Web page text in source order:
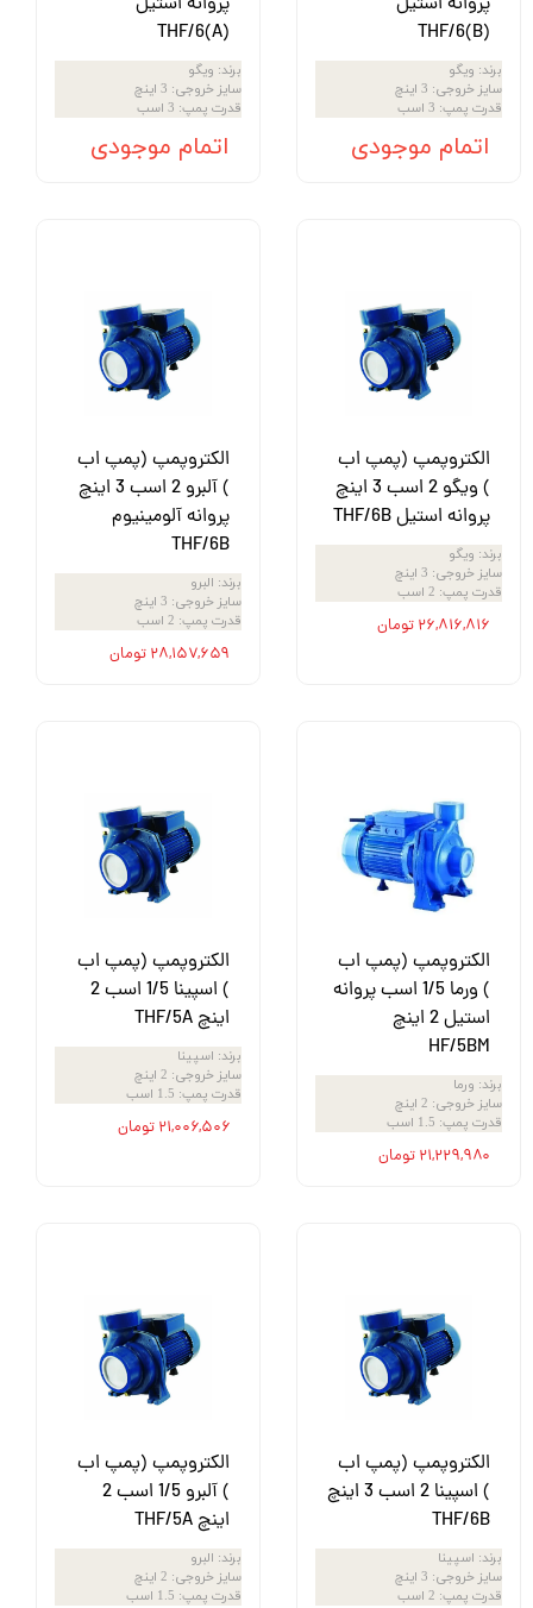
THF/6(B)
برند: ویگو
سایز خروجی: 3 اینچ
قدرت پمپ: 3 اسب
اتمام موجودی
THF/6(A)
برند: ویگو
سایز خروجی: 3 اینچ
قدرت پمپ: 3 اسب
اتمام موجودی
الکتروپمپ (پمپ اب
) ویگو 2 اسب 3 اینچ
پروانه استیل THF/6B
برند: ویگو
سایز خروجی: 3 اینچ
قدرت پمپ: 2 اسب
۲۶,۸۱۶,۸۱۶ تومان
الکتروپمپ (پمپ اب
) آلبرو 2 اسب 3 اینچ
پروانه آلومینیوم
THF/6B
برند: البرو
سایز خروجی: 3 اینچ
قدرت پمپ: 2 اسب
۲۸,۱۵۷,۶۵۹ تومان
الکتروپمپ (پمپ اب
) ورما 1/5 اسب پروانه
استیل 2 اینچ
HF/5BM
برند: ورما
سایز خروجی: 2 اینچ
قدرت پمپ: 1.5 اسب
۲۱,۲۲۹,۹۸۰ تومان
الکتروپمپ (پمپ اب
) اسپینا 1/5 اسب 2
اینچ THF/5A
برند: اسپینا
سایز خروجی: 2 اینچ
قدرت پمپ: 1.5 اسب
۲۱,۰۰۶,۵۰۶ تومان
الکتروپمپ (پمپ اب
) اسپینا 2 اسب 3 اینچ
THF/6B
برند: اسپینا
سایز خروجی: 3 اینچ
قدرت پمپ: 2 اسب
الکتروپمپ (پمپ اب
) آلبرو 1/5 اسب 2
اینچ THF/5A
برند: البرو
سایز خروجی: 2 اینچ
قدرت پمپ: 1.5 اسب